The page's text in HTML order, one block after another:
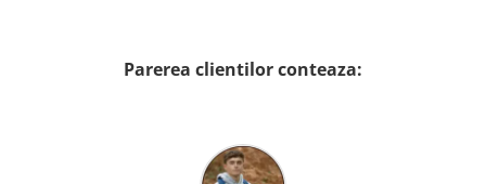
Parerea clientilor conteaza: